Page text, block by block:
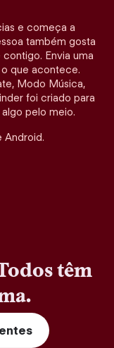
e começa a
também gosta
Envia uma
que acontece.
Modo Música,
foi criado para
pelo meio.
Android.
têm